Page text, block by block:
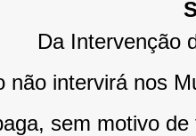
Da Intervenção
não intervirá nos
sem motivo